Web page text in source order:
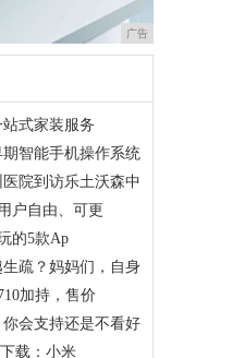
广告
式家装服务
智能手机操作系统
院到访乐土沃森中
户自由、可更
的5款Ap
疏？妈妈们，自身
加持，售价
会支持还是不看好
载：小米